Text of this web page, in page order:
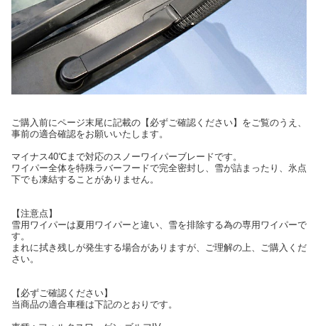
ご購入前にページ末尾に記載の【必ずご確認ください】をご覧のうえ、
事前の適合確認をお願いいたします。
マイナス40℃まで対応のスノーワイパーブレードです。
ワイパー全体を特殊ラバーフードで完全密封し、雪が詰まったり、氷点
下でも凍結することがありません。
【注意点】
雪用ワイパーは夏用ワイパーと違い、雪を排除する為の専用ワイパーで
す。
まれに拭き残しが発生する場合がありますが、ご理解の上、ご購入くだ
さい。
【必ずご確認ください】
当商品の適合車種は下記のとおりです。